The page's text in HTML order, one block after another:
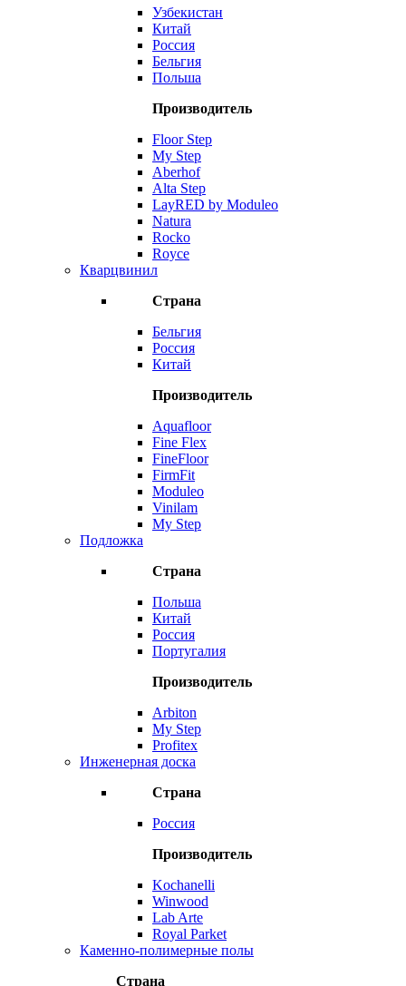
Узбекистан
Китай
Россия
Бельгия
Польша
Производитель
Floor Step
My Step
Aberhof
Alta Step
LayRED by Moduleo
Natura
Rocko
Royce
Кварцвинил
Страна
Бельгия
Россия
Китай
Производитель
Aquafloor
Fine Flex
FineFloor
FirmFit
Moduleo
Vinilam
My Step
Подложка
Страна
Польша
Китай
Россия
Португалия
Производитель
Arbiton
My Step
Profitex
Инженерная доска
Страна
Россия
Производитель
Kochanelli
Winwood
Lab Arte
Royal Parket
Каменно-полимерные полы
Страна